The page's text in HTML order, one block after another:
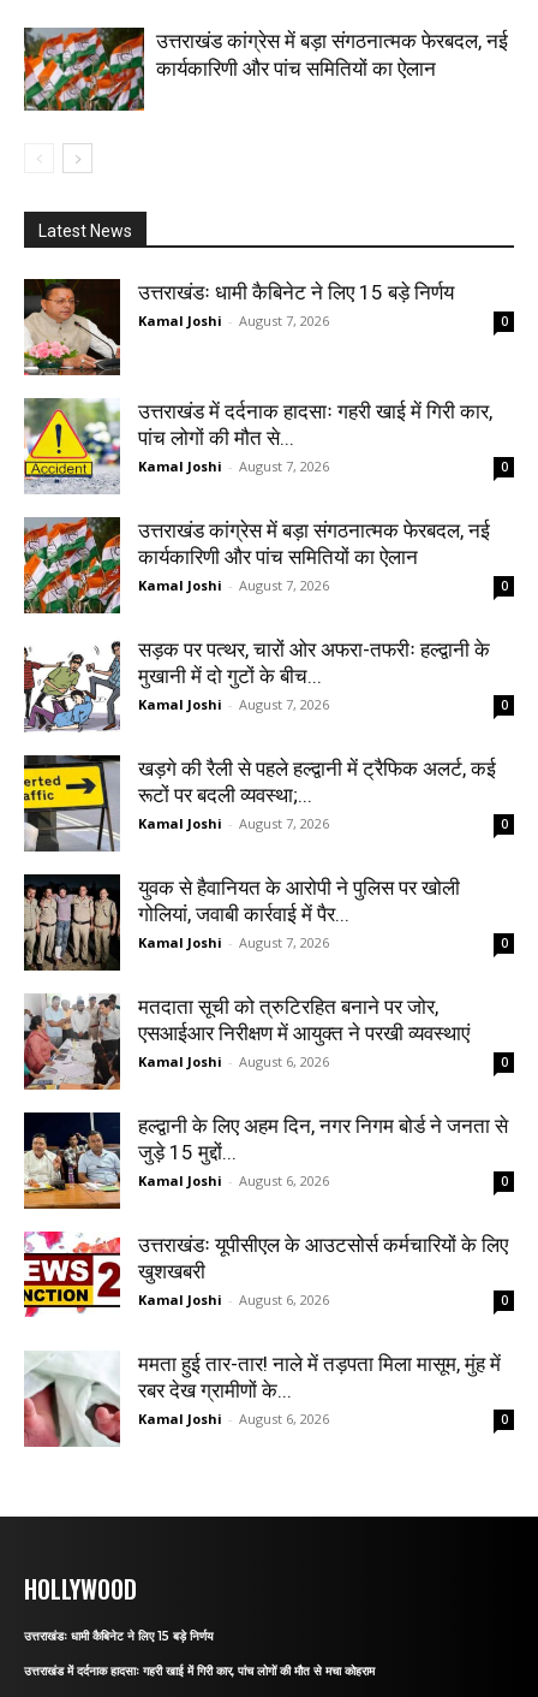
उत्तराखंड कांग्रेस में बड़ा संगठनात्मक फेरबदल, नई
कार्यकारिणी और पांच समितियों का ऐलान
Latest News
उत्तराखंडः धामी कैबिनेट ने लिए 15 बड़े निर्णय
Kamal Joshi - August 7, 2026 0
उत्तराखंड में दर्दनाक हादसाः गहरी खाई में गिरी कार,
पांच लोगों की मौत से...
Kamal Joshi - August 7, 2026 0
उत्तराखंड कांग्रेस में बड़ा संगठनात्मक फेरबदल, नई
कार्यकारिणी और पांच समितियों का ऐलान
Kamal Joshi - August 7, 2026 0
सड़क पर पत्थर, चारों ओर अफरा-तफरीः हल्द्वानी के
मुखानी में दो गुटों के बीच...
Kamal Joshi - August 7, 2026 0
खड़गे की रैली से पहले हल्द्वानी में ट्रैफिक अलर्ट, कई
रूटों पर बदली व्यवस्था;...
Kamal Joshi - August 7, 2026 0
युवक से हैवानियत के आरोपी ने पुलिस पर खोली
गोलियां, जवाबी कार्रवाई में पैर...
Kamal Joshi - August 7, 2026 0
मतदाता सूची को त्रुटिरहित बनाने पर जोर,
एसआईआर निरीक्षण में आयुक्त ने परखी व्यवस्थाएं
Kamal Joshi - August 6, 2026 0
हल्द्वानी के लिए अहम दिन, नगर निगम बोर्ड ने जनता से
जुड़े 15 मुद्दों...
Kamal Joshi - August 6, 2026 0
उत्तराखंडः यूपीसीएल के आउटसोर्स कर्मचारियों के लिए
खुशखबरी
Kamal Joshi - August 6, 2026 0
ममता हुई तार-तार! नाले में तड़पता मिला मासूम, मुंह में
रबर देख ग्रामीणों के...
Kamal Joshi - August 6, 2026 0
HOLLYWOOD
उत्तराखंडः धामी कैबिनेट ने लिए 15 बड़े निर्णय
उत्तराखंड में दर्दनाक हादसाः गहरी खाई में गिरी कार, पांच लोगों की मौत से मचा कोहराम